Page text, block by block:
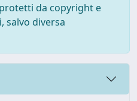
da copyright e
salvo diversa